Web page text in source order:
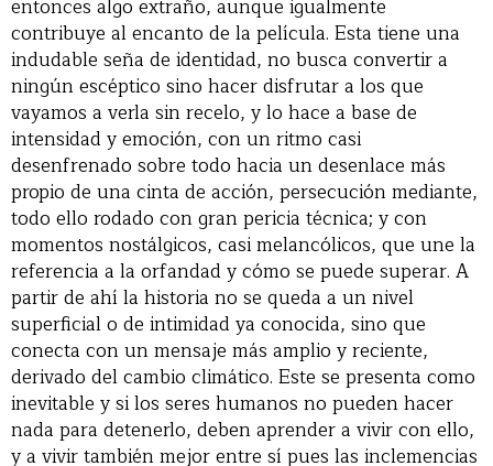
entonces algo extraño, aunque igualmente
contribuye al encanto de la película. Esta tiene una
indudable seña de identidad, no busca convertir a
ningún escéptico sino hacer disfrutar a los que
vayamos a verla sin recelo, y lo hace a base de
intensidad y emoción, con un ritmo casi
desenfrenado sobre todo hacia un desenlace más
propio de una cinta de acción, persecución mediante,
todo ello rodado con gran pericia técnica; y con
momentos nostálgicos, casi melancólicos, que une la
referencia a la orfandad y cómo se puede superar. A
partir de ahí la historia no se queda a un nivel
superficial o de intimidad ya conocida, sino que
conecta con un mensaje más amplio y reciente,
derivado del cambio climático. Este se presenta como
inevitable y si los seres humanos no pueden hacer
nada para detenerlo, deben aprender a vivir con ello,
y a vivir también mejor entre sí pues las inclemencias